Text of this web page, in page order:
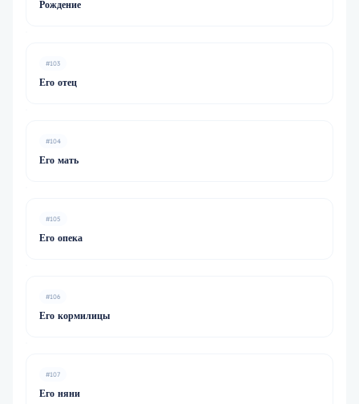
Рождение
#103
Его отец
#104
Его мать
#105
Его опека
#106
Его кормилицы
#107
Его няни